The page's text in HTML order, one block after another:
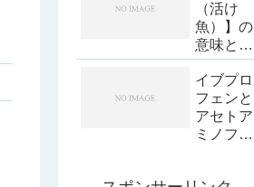
（活け
魚）】の
意味と読
み方
イブプロ
フェンと
アセトア
ミノフェ